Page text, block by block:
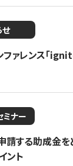
せ
ァレンス「
ミナー
請する助成金
ント